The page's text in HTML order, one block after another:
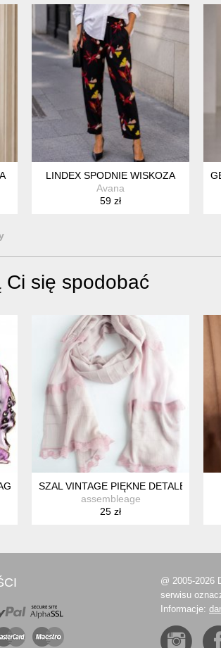
LINDEX SPODNIE WISKOZA
Avana
59 zł
Ci się spodobać
SIATECZKA PAWIE ZŁOTO
SZAL VINTAGE PIĘKNE DETALE
assembleage
25 zł
@ 2005-2026
serwisu
Informacje: